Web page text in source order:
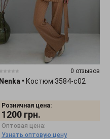
0 отзывов
Nenka • Костюм 3584-c02
Розничная цена:
1200 грн.
Оптовая цена:
Узнать оптовую цену